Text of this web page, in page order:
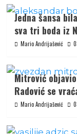
Jedna šansa
sva tri boda iz
Mario Andrijašević
Mitrović
Radović se
Mario Andrijašević